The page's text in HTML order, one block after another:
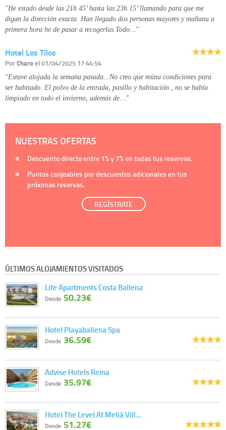
"He estado desde las 21h 45’ hasta las 23h 15’ llamando para que me
digan la dirección exacta. Han llegado dos personas mayores y mañana a
primera hora he de pasar a recogerlas.Todo…"
Hotel Los Tilos
PorCharoel 01/04/2025 17:44:54
"Estuve alojada la semana pasada...No creo que reúna condiciones para
ser habitado. El polvo de la entrada, pasillo y habitación , no se había
limpiado en todo el invierno, además de…"
NUESTRAS OFERTAS
Descuento directo entre 1%y 7%en todas tus reservas.
Puntos canjeables por descuentos adicionales en tus
próximas reservas.
REGÍSTRATE
ÚLTIMOS ALOJAMIENTOS VISITADOS
Life Apartments Costa Ballena
Desde 50.23€
Hotel Playaballena Spa
Desde 36.59€
Advise Hotels Reina
Desde 35.97€
Hotel The Level At Meliá Vill…
Desde 51.27€